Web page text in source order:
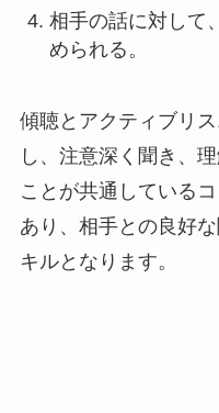
相手の話に対して
められる。
傾聴とアクティブリ
し、注意深く聞き、
ことが共通している
あり、相手との良好
キルとなります。